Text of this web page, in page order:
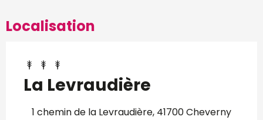
Localisation
La Levraudière
1 chemin de la Levraudière, 41700 Cheverny